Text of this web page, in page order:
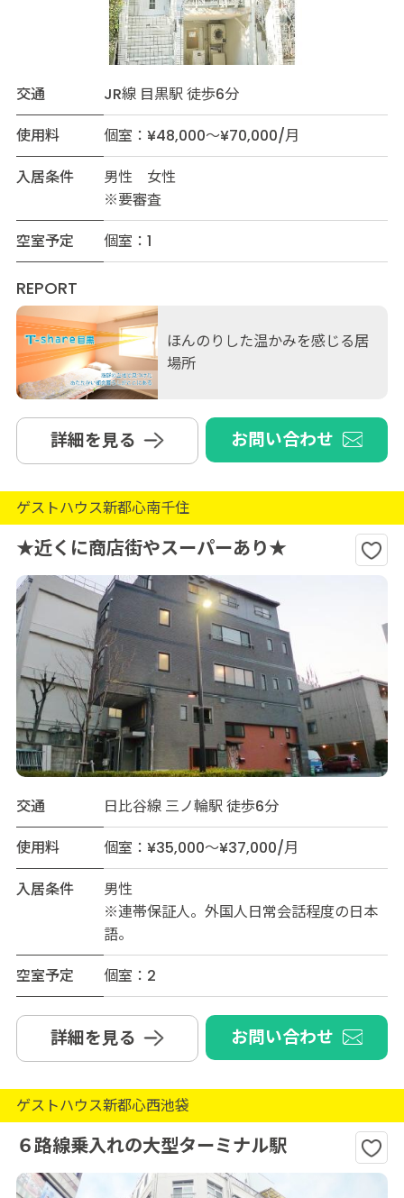
交通
JR線 目黒駅 徒歩6分
使用料
個室：¥48,000～¥70,000/月
入居条件
男性 女性
※要審査
空室予定
個室：1
REPORT
ほんのりした温かみを感じる居
場所
詳細を見る お問い合わせ
ゲストハウス新都心南千住
★近くに商店街やスーパーあり★
交通
日比谷線 三ノ輪駅 徒歩6分
使用料
個室：¥35,000～¥37,000/月
入居条件
男性
※連帯保証人。外国人日常会話程度の日本
語。
空室予定
個室：2
詳細を見る お問い合わせ
ゲストハウス新都心西池袋
６路線乗入れの大型ターミナル駅